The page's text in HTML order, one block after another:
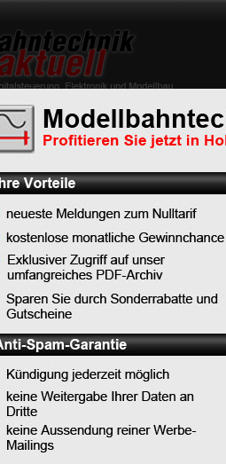
Newsletter Archiv Magazin
GmbH
GmbH informiert über
1:120) und H0
die TILLIG-Fachhändler